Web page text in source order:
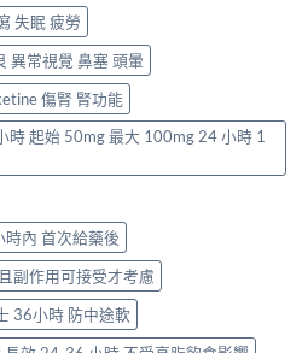
失眠 疲勞
異常視覺 鼻塞 頭暈
傷腎 腎功能
時 起始 50mg 最大 100mg 24 小時 1
時內 首次給藥後
副作用可接受才考慮
36小時 防中途軟